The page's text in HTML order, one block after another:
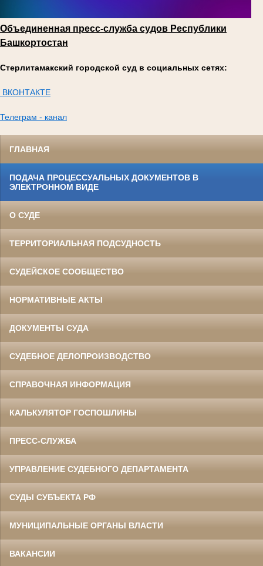
Объединенная пресс-служба судов Республики
Башкортостан
Стерлитамакский городской суд в социальных сетях:
ВКОНТАКТЕ
Телеграм - канал
ГЛАВНАЯ
ПОДАЧА ПРОЦЕССУАЛЬНЫХ ДОКУМЕНТОВ В
ЭЛЕКТРОННОМ ВИДЕ
О СУДЕ
ТЕРРИТОРИАЛЬНАЯ ПОДСУДНОСТЬ
СУДЕЙСКОЕ СООБЩЕСТВО
НОРМАТИВНЫЕ АКТЫ
ДОКУМЕНТЫ СУДА
СУДЕБНОЕ ДЕЛОПРОИЗВОДСТВО
СПРАВОЧНАЯ ИНФОРМАЦИЯ
КАЛЬКУЛЯТОР ГОСПОШЛИНЫ
ПРЕСС-СЛУЖБА
УПРАВЛЕНИЕ СУДЕБНОГО ДЕПАРТАМЕНТА
СУДЫ СУБЪЕКТА РФ
МУНИЦИПАЛЬНЫЕ ОРГАНЫ ВЛАСТИ
ВАКАНСИИ